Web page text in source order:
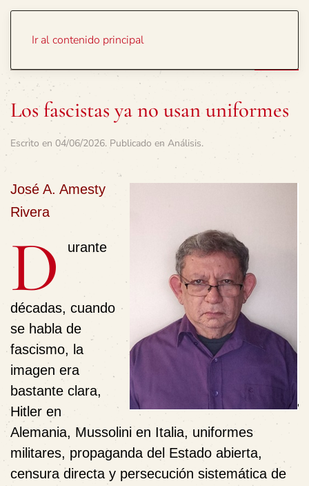
Ir al contenido principal
Los fascistas ya no usan uniformes
Escrito en 04/06/2026. Publicado en Análisis.
José A. Amesty
Rivera
D urante
décadas, cuando
se habla de
fascismo, la
imagen era
bastante clara,
Hitler en
Alemania, Mussolini en Italia, uniformes
militares, propaganda del Estado abierta,
censura directa y persecución sistemática de